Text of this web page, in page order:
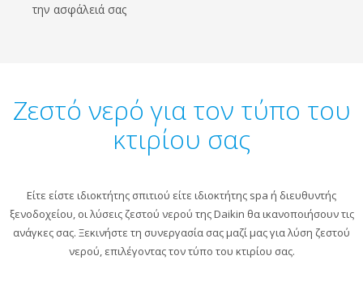
την ασφάλειά σας
Ζεστό νερό για τον τύπο του
κτιρίου σας
Είτε είστε ιδιοκτήτης σπιτιού είτε ιδιοκτήτης spa ή διευθυντής
ξενοδοχείου, οι λύσεις ζεστού νερού της Daikin θα ικανοποιήσουν τις
ανάγκες σας. Ξεκινήστε τη συνεργασία σας μαζί μας για λύση ζεστού
νερού, επιλέγοντας τον τύπο του κτιρίου σας.